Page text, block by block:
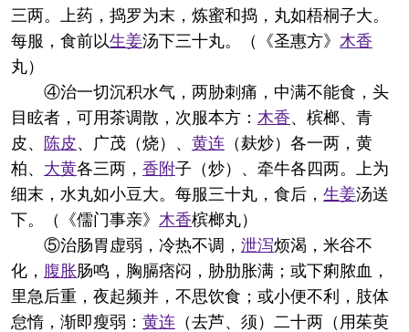
三两。上药，捣罗为末，炼蜜和捣，丸如梧桐子大。
每服，食前以生姜汤下三十丸。（《圣惠方》 木香
丸）
④治一切沉积水气，两胁刺痛，中满不能食，头
目眩者，可用茶调散，次服本方： 木香、槟榔、青
皮、 陈皮、广茂（烧）、 黄连 （麸炒）各一两，黄
柏、 大黄各三两， 香附子（炒）、牵牛各四两。上为
细末，水丸如小豆大。每服三十丸，食后， 生姜汤送
下。（《儒门事亲》 木香槟榔丸）
⑤治肠胃虚弱，冷热不调， 泄泻烦渴，米谷不
化， 腹胀肠鸣，胸膈痞闷，胁肋胀满；或下痢脓血，
里急后重，夜起频并，不思饮食；或小便不利，肢体
怠惰，渐即瘦弱： 黄连 （去芦、须）二十两（用茱萸